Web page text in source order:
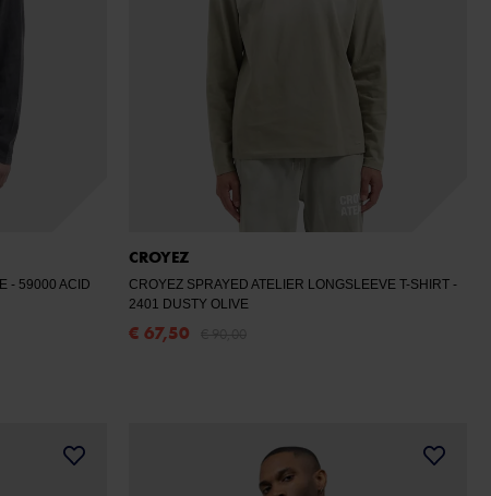
- 59000 ACID
CROYEZ
CROYEZ SPRAYED ATELIER LONGSLEEVE T-SHIRT -
2401 DUSTY OLIVE
€ 67,50